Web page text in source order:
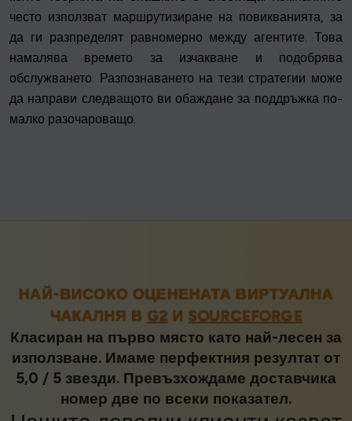
често използват маршрутизиране на повикванията, за
да ги разпределят равномерно между агентите. Това
намалява времето за изчакване и подобрява
обслужването. Разпознаването на тези стратегии може
да направи следващото ви обаждане за поддръжка по-
малко разочароващо.
НАЙ-ВИСОКО ОЦЕНЕНАТА ВИРТУАЛНА
ЧАКАЛНЯ В G2 И SOURCEFORGE
Класиран на първо място като най-лесен за
използване. Имаме перфектния резултат от
5,0 / 5 звезди. Превъзхождаме доставчика
номер две по всеки показател.